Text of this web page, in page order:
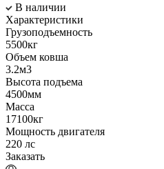
В наличии
Характеристики
Грузоподъемность
5500кг
Объем ковша
3.2м3
Высота подъема
4500мм
Масса
17100кг
Мощность двигателя
220 лс
Заказать